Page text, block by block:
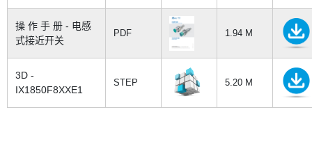
操 作 手 册 - 电感
式接近开关
PDF 1.94 M
3D -
IX1850F8XXE1
STEP 5.20 M